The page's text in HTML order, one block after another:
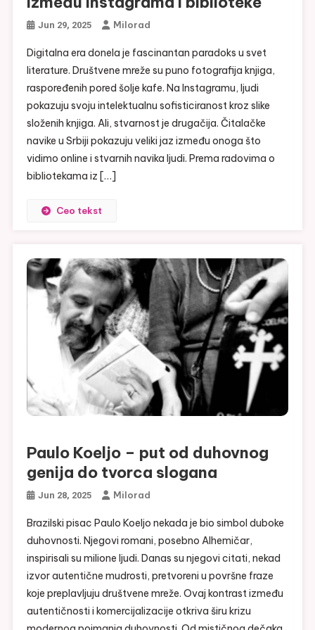
Jun 29, 2025 Milorad
Digitalna era donela je fascinantan paradoks u svet
literature. Društvene mreže su puno fotografija knjiga,
raspoređenih pored šolje kafe. Na Instagramu, ljudi
pokazuju svoju intelektualnu sofisticiranost kroz slike
složenih knjiga. Ali, stvarnost je drugačija. Čitalačke
navike u Srbiji pokazuju veliki jaz između onoga što
vidimo online i stvarnih navika ljudi. Prema radovima o
bibliotekama iz […]
Ceo tekst
Paulo Koeljo – put od duhovnog
genija do tvorca slogana
Jun 28, 2025 Milorad
Brazilski pisac Paulo Koeljo nekada je bio simbol duboke
duhovnosti. Njegovi romani, posebno Alhemičar,
inspirisali su milione ljudi. Danas su njegovi citati, nekad
izvor autentične mudrosti, pretvoreni u površne fraze
koje preplavljuju društvene mreže. Ovaj kontrast između
autentičnosti i komercijalizacije otkriva širu krizu